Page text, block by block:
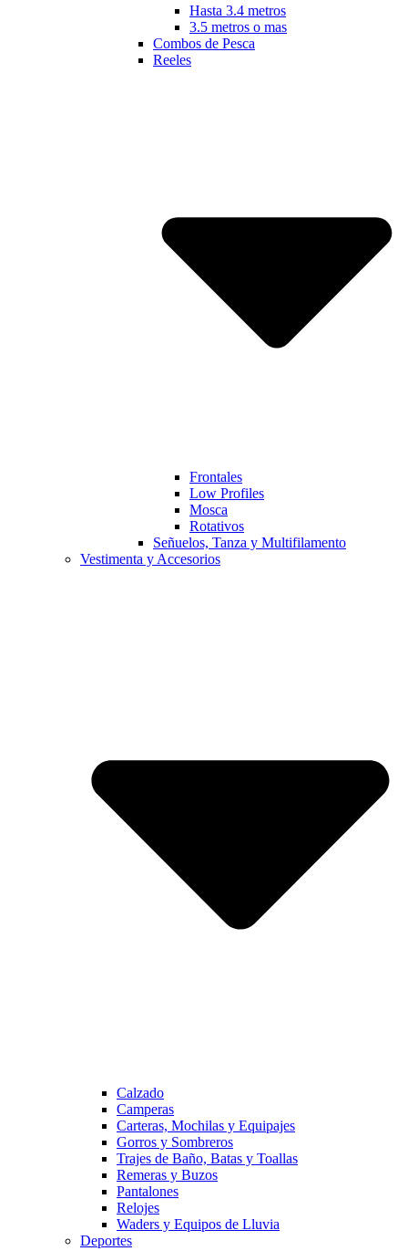
Hasta 3.4 metros
3.5 metros o mas
Combos de Pesca
Reeles
Frontales
Low Profiles
Mosca
Rotativos
Señuelos, Tanza y Multifilamento
Vestimenta y Accesorios
Calzado
Camperas
Carteras, Mochilas y Equipajes
Gorros y Sombreros
Trajes de Baño, Batas y Toallas
Remeras y Buzos
Pantalones
Relojes
Waders y Equipos de Lluvia
Deportes